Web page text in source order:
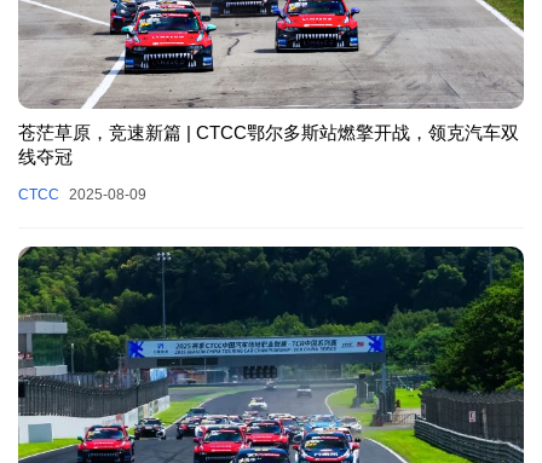
苍茫草原，竞速新篇 | CTCC鄂尔多斯站燃擎开战，领克汽车双
线夺冠
CTCC 2025-08-09